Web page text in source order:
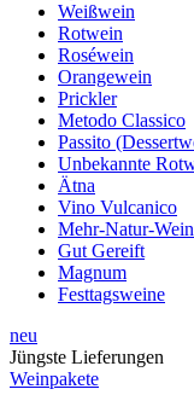
Special Offer
Weißwein
Rotwein
Roséwein
Orangewein
Prickler
Metodo Classico
Passito
Unbekannte
Ätna
Vino Vulcanico
Mehr-Natur-Weine
Gut Gereift
Magnum
neu
Jüngste Lieferungen